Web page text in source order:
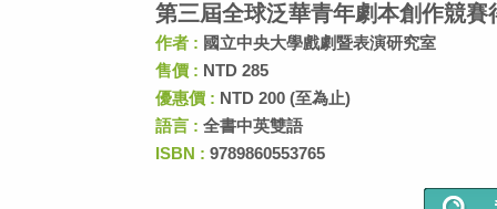
第三屆全球泛華青年劇本創作競賽
作者 : 國立中央大學戲劇暨表演研究室
售價 : NTD 285
優惠價 : NTD 200 (至為止)
語言 : 全書中英雙語
ISBN : 9789860553765